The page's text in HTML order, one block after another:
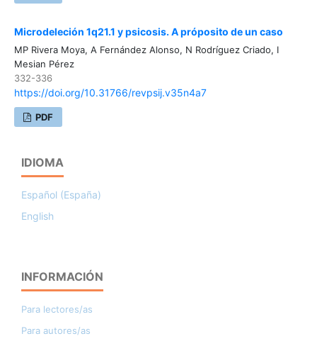
Microdeleción 1q21.1 y psicosis. A próposito de un caso
MP Rivera Moya, A Fernández Alonso, N Rodríguez Criado, I
Mesian Pérez
332-336
https://doi.org/10.31766/revpsij.v35n4a7
PDF
IDIOMA
Español (España)
English
INFORMACIÓN
Para lectores/as
Para autores/as